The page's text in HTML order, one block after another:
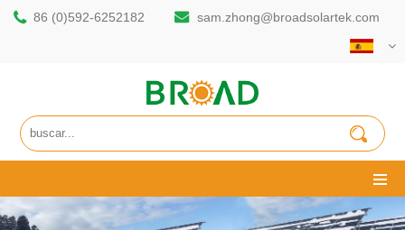
86 (0)592-6252182 sam.zhong@broadsolartek.com